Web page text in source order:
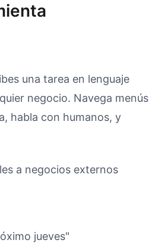
una tarea en lenguaje
negocio. Navega menús
habla con humanos, y
a negocios externos
jueves"